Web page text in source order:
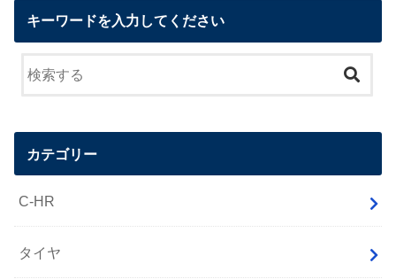
キーワードを入力してください
カテゴリー
C-HR
タイヤ